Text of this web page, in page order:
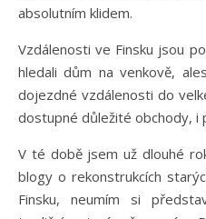
absolutním klidem.
Vzdálenosti ve Finsku jsou
hledali dům na venkově,
dojezdné vzdálenosti do
dostupné důležité obchody, i
V té době jsem už dlouhé
blogy o rekonstrukcích
Finsku, neumím si